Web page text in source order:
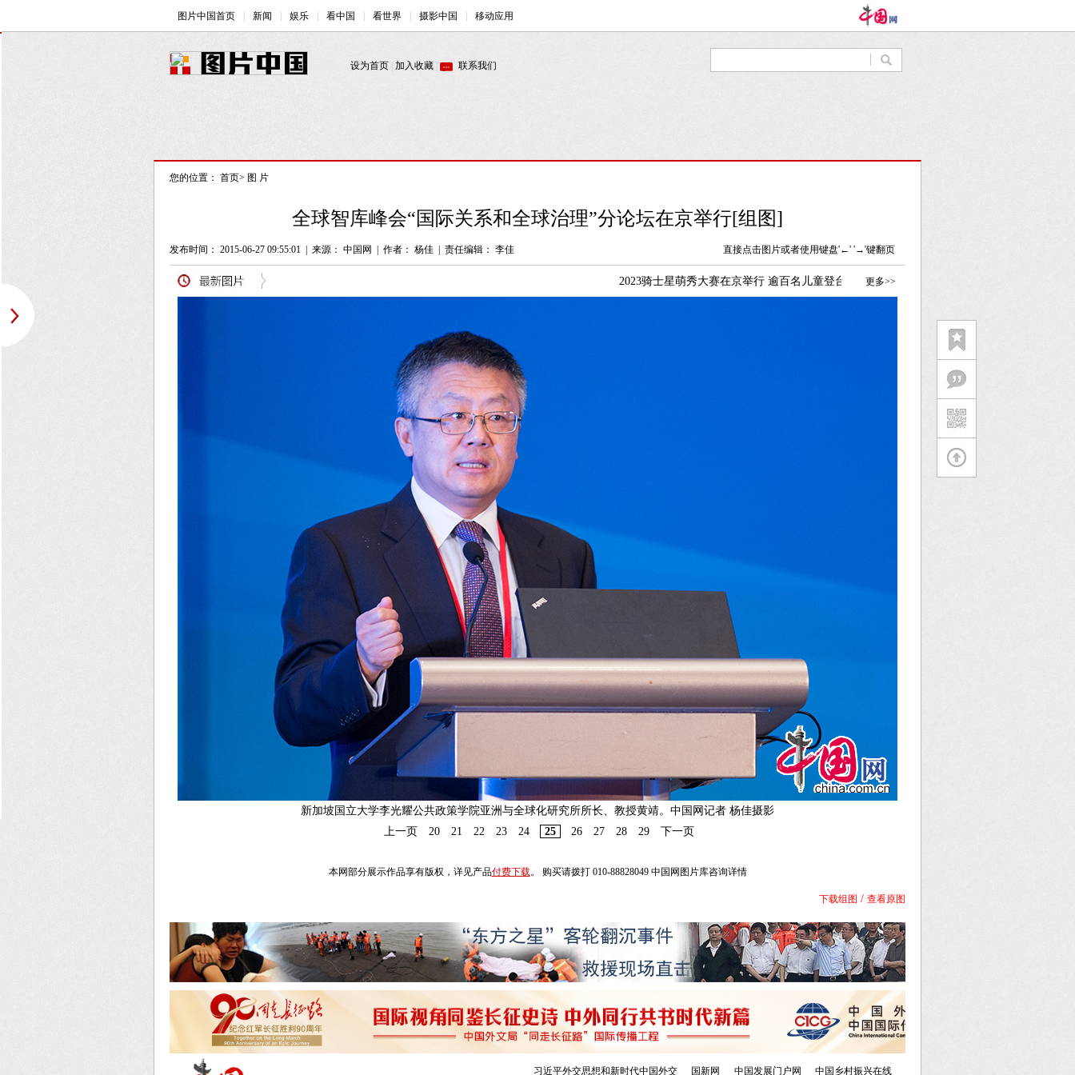
您的位置： 首页> 图 片
全球智库峰会“国际关系和全球治理”分论坛在京举行[组图]
发布时间： 2015-06-27 09:55:01 来源： 中国网 作者： 杨佳 责任编辑： 李佳 直接点击图片或者使用键盘'←' '→'键翻页
新加坡国立大学李光耀公共政策学院亚洲与全球化研究所所长、教授黄靖。中国网记者 杨佳摄影
上一页
20 21 22 23 24 25 26 27 28 29 下一页
本网部分展示作品享有版权，详见产品付费下载。 购买请拨打 010-88828049 中国网图片库咨询详情
下载组图 / 查看原图